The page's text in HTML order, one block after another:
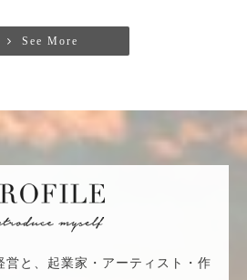
See More
営と、起業家・アーティスト・作